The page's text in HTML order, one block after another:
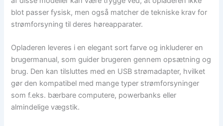
blot passer fysisk, men også matcher de tekniske krav for
strømforsyning til deres høreapparater.
Opladeren leveres i en elegant sort farve og inkluderer en
brugermanual, som guider brugeren gennem opsætning og
brug. Den kan tilsluttes med en USB strømadapter, hvilket
gør den kompatibel med mange typer strømforsyninger
som f.eks. bærbare computere, powerbanks eller
almindelige vægstik.